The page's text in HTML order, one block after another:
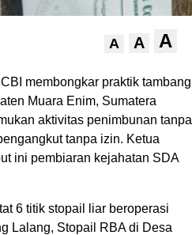
A A A
membongkar praktik tambang
Muara Enim, Sumatera
aktivitas penimbunan tanpa
tanpa izin. Ketua
ini pembiaran kejahatan SDA
6 titik stopail liar beroperasi
Lalang, Stopail RBA di Desa